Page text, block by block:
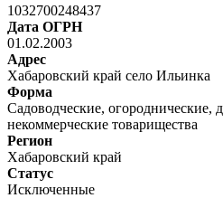
1032700248437
Дата ОГРН
01.02.2003
Адрес
Хабаровский край село Ильинка
Форма
Садоводческие, огороднические,
некоммерческие товарищества
Регион
Хабаровский край
Статус
Исключенные